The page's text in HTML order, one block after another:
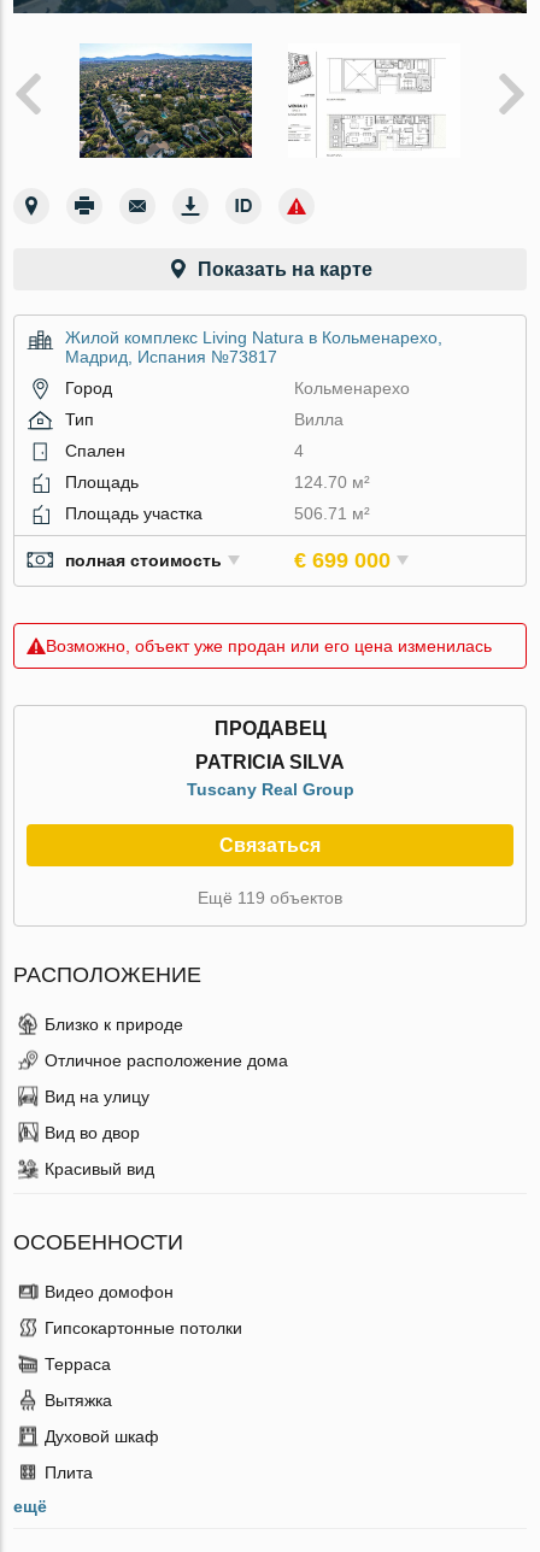
Показать на карте
Жилой комплекс Living Natura в Кольменарехо,
Мадрид, Испания №73817
Город
Кольменарехо
Тип
Вилла
Спален
4
Площадь
124.70 м²
Площадь участка
506.71 м²
полная стоимость € 699 000
Возможно, объект уже продан или его цена изменилась
ПРОДАВЕЦ
PATRICIA SILVA
Tuscany Real Group
Связаться
Ещё 119 объектов
РАСПОЛОЖЕНИЕ
Близко к природе
Отличное расположение дома
Вид на улицу
Вид во двор
Красивый вид
ОСОБЕННОСТИ
Видео домофон
Гипсокартонные потолки
Терраса
Вытяжка
Духовой шкаф
Плита
ещё